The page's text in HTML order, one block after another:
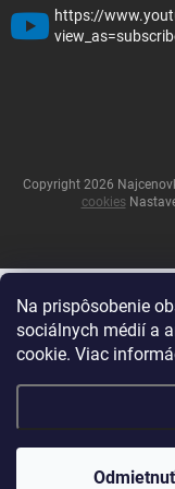
Na prispôsobenie
sociálnych médií a
cookie. Viac
Odmietnuť
https://
Copyright 2026
cookies